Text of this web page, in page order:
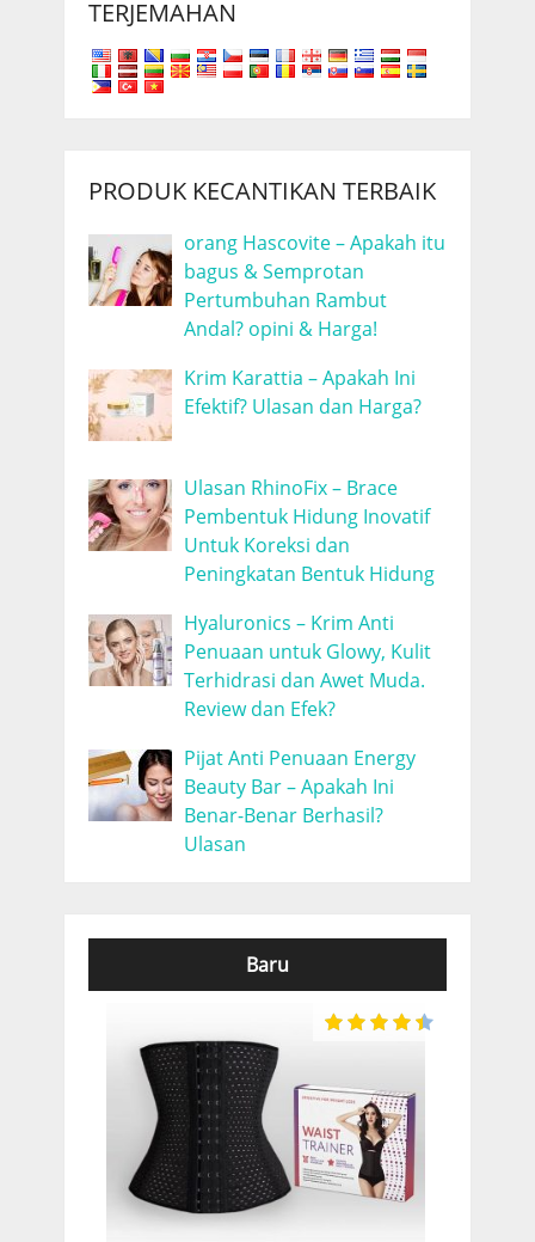
TERJEMAHAN
PRODUK KECANTIKAN TERBAIK
orang Hascovite – Apakah itu
bagus & Semprotan
Pertumbuhan Rambut
Andal? opini & Harga!
Krim Karattia – Apakah Ini
Efektif? Ulasan dan Harga?
Ulasan RhinoFix – Brace
Pembentuk Hidung Inovatif
Untuk Koreksi dan
Peningkatan Bentuk Hidung
Hyaluronics – Krim Anti
Penuaan untuk Glowy, Kulit
Terhidrasi dan Awet Muda.
Review dan Efek?
Pijat Anti Penuaan Energy
Beauty Bar – Apakah Ini
Benar-Benar Berhasil?
Ulasan
Baru